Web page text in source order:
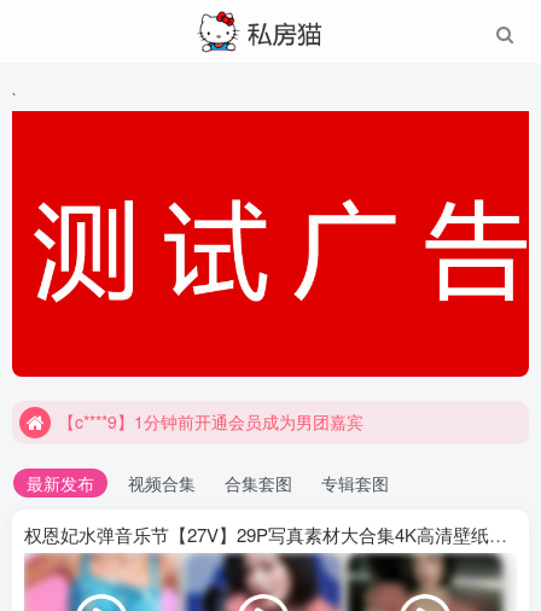
`
【c****9】1分钟前开通会员成为男团嘉宾
最新发布 视频合集 合集套图 专辑套图
权恩妃水弹音乐节【27V】29P写真素材大合集4K高清壁纸照片素材